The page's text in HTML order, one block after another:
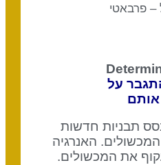
פרבאטי
על
תבניות חדשות
האנרגיה
את המכשולים.